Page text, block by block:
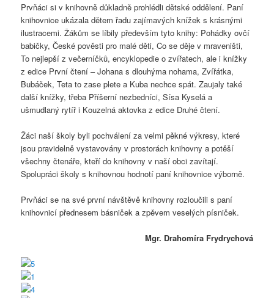
Prvňáci si v knihovně důkladně prohlédli dětské oddělení. Paní
knihovnice ukázala dětem řadu zajímavých knížek s krásnými
ilustracemi. Žákům se líbily především tyto knihy: Pohádky ovčí
babičky, České pověsti pro malé děti, Co se děje v mraveništi,
To nejlepší z večerníčků, encyklopedie o zvířatech, ale i knížky
z edice První čtení – Johana s dlouhýma nohama, Zvířátka,
Bubáček, Teta to zase plete a Kuba nechce spát. Zaujaly také
další knížky, třeba Příšerní nezbedníci, Sísa Kyselá a
ušmudlaný rytíř i Kouzelná aktovka z edice Druhé čtení.
Žáci naší školy byli pochválení za velmi pěkné výkresy, které
jsou pravidelně vystavovány v prostorách knihovny a potěší
všechny čtenáře, kteří do knihovny v naší obci zavítají.
Spolupráci školy s knihovnou hodnotí paní knihovnice výborně.
Prvňáci se na své první návštěvě knihovny rozloučili s paní
knihovnicí přednesem básniček a zpěvem veselých písniček.
Mgr. Drahomíra Frydrychová